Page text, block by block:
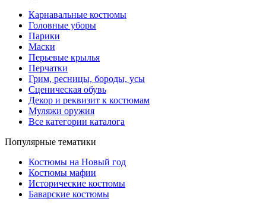
Карнавальные костюмы
Головные уборы
Парики
Маски
Перьевые крылья
Перчатки
Грим, ресницы, бороды, усы
Сценическая обувь
Декор и реквизит к костюмам
Муляжи оружия
Все категории каталога
Популярные тематики
Костюмы на Новый год
Костюмы мафии
Исторические костюмы
Баварские костюмы